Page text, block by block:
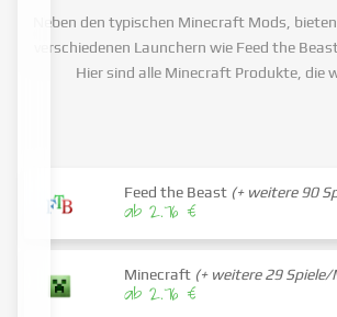
Neben den typischen Minecraft Mods,
verschiedenen Launchern wie Feed the
Hier sind alle Minecraft Produkte, die
Feed the Beast (+ weitere 90
ab 2.76 €
Minecraft (+ weitere 29
ab 2.76 €